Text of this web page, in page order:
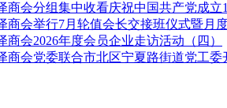
商会分组集中收看庆祝中国共产党成立
商会举行7月轮值会长交接班仪式暨月
商会2026年度会员企业走访活动（四）
商会党委联合市北区宁夏路街道党工委